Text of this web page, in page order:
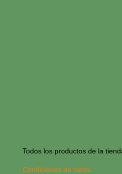
Todos los productos de la
Condiciones de venta